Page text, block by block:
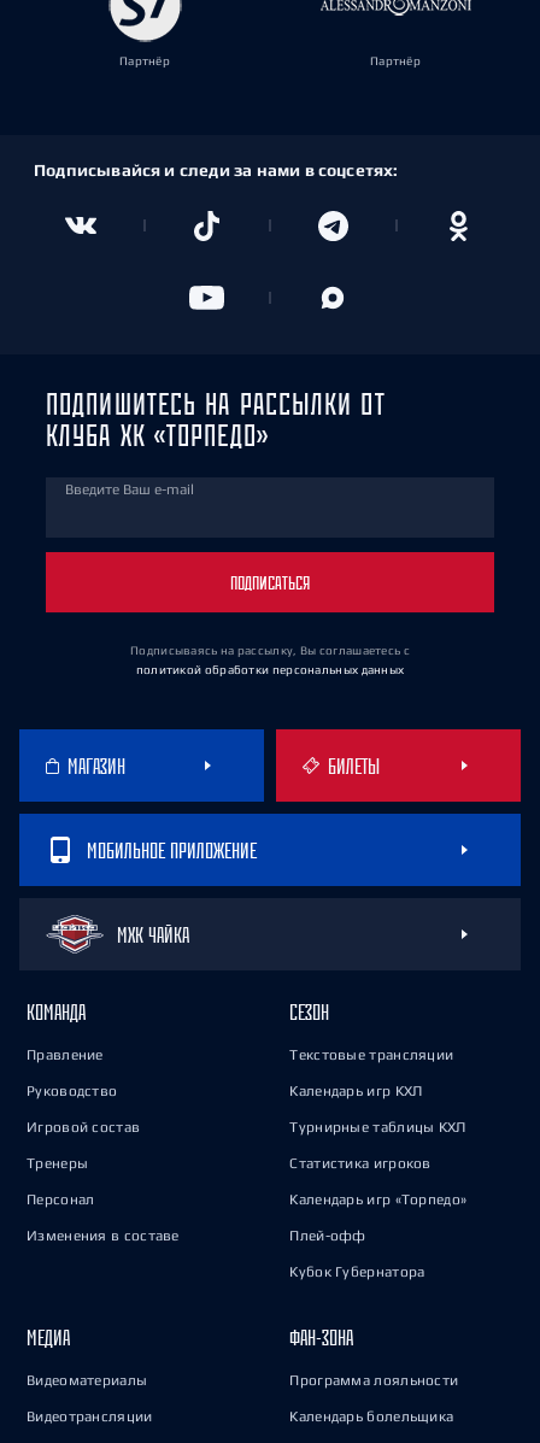
Партнёр Партнёр
Подписывайся и следи за нами в соцсетях:
ПОДПИШИТЕСЬ НА РАССЫЛКИ ОТ
КЛУБА ХК «ТОРПЕДО»
Введите Ваш e-mail
ПОДПИСАТЬСЯ
Подписываясь на рассылку, Вы соглашаетесь с
политикой обработки персональных данных
МАГАЗИН БИЛЕТЫ
МОБИЛЬНОЕ ПРИЛОЖЕНИЕ
МХК ЧАЙКА
КОМАНДА
Правление
Руководство
Игровой состав
Тренеры
Персонал
Изменения в составе
СЕЗОН
Текстовые трансляции
Календарь игр КХЛ
Турнирные таблицы КХЛ
Статистика игроков
Календарь игр «Торпедо»
Плей-офф
Кубок Губернатора
МЕДИА
Видеоматериалы
Видеотрансляции
ФАН-ЗОНА
Программа лояльности
Календарь болельщика